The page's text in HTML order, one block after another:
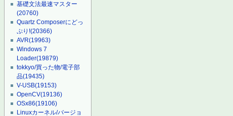
基礎文法最速マスター
(20760)
Quartz Composerにどっ
ぷり!(20366)
AVR(19963)
Windows 7
Loader(19879)
tokkyo/買った物/電子部
品(19435)
V-USB(19153)
OpenCV(19136)
OSx86(19106)
Linuxカーネル/バージョ